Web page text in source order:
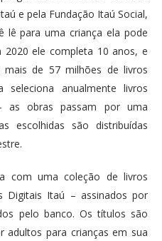
e pela Fundação Itaú Social,
lê para uma criança ela pode
2020 ele completa 10 anos, e
de 57 milhões de livros
anualmente livros
obras passam por uma
escolhidas são distribuídas
com uma coleção de livros
Digitais Itaú – assinados por
pelo banco. Os títulos são
adultos para crianças em sua